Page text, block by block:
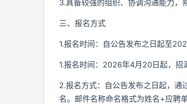
3.具备较强的组织、协调沟通能力，
三、报名方式
1.报名时间：自公告发布之日起至
1.报名时间：2026年4月20日起，招
2.报名方式：自公告发布之日起，
名。邮件名称命名格式为姓名+应聘